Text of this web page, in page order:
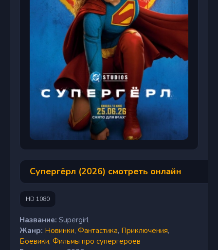
Супергёрл (2026) смотреть онлайн
HD 1080
Название: Supergirl
Жанр: Новинки, Фантастика, Приключения,
Боевики, Фильмы про супергероев